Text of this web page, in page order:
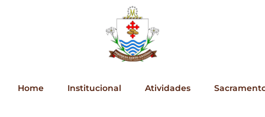
Home Institucional Atividades